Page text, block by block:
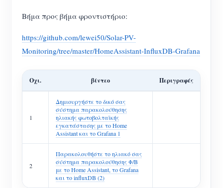
Βήμα προς βήμα φροντιστήριο:
https://github.com/lewei50/Solar-PV-
Monitoring/tree/master/HomeAssistant-InfluxDB-Grafana
Οχι. βίντεο Περιγραφές
1
Δημιουργήστε το δικό σας
σύστημα παρακολούθησης
ηλιακής φωτοβολταϊκής
εγκατάστασης με το Home
Assistant και το Grafana 1
2
Παρακολουθήστε το ηλιακό σας
σύστημα παρακολούθησης Φ/Β
με το Home Assistant, το Grafana
και το influxDB (2)